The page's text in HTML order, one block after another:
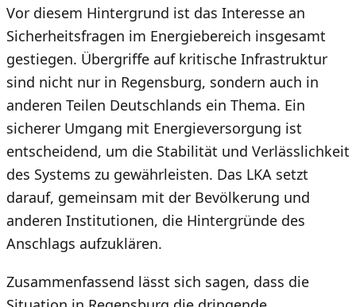
Vor diesem Hintergrund ist das Interesse an
Sicherheitsfragen im Energiebereich insgesamt
gestiegen. Übergriffe auf kritische Infrastruktur
sind nicht nur in Regensburg, sondern auch in
anderen Teilen Deutschlands ein Thema. Ein
sicherer Umgang mit Energieversorgung ist
entscheidend, um die Stabilität und Verlässlichkeit
des Systems zu gewährleisten. Das LKA setzt
darauf, gemeinsam mit der Bevölkerung und
anderen Institutionen, die Hintergründe des
Anschlags aufzuklären.
Zusammenfassend lässt sich sagen, dass die